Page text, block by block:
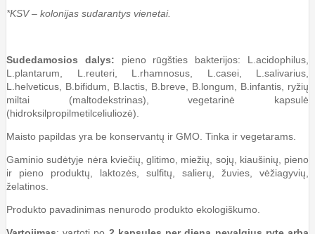
*KSV – kolonijas sudarantys vienetai.
Sudedamosios dalys: pieno rūgšties bakterijos: L.acidophilus,
L.plantarum, L.reuteri, L.rhamnosus, L.casei, L.salivarius,
L.helveticus, B.bifidum, B.lactis, B.breve, B.longum, B.infantis, ryžių
miltai (maltodekstrinas), vegetarinė kapsulė
(hidroksilpropilmetilceliuliozė).
Maisto papildas yra be konservantų ir GMO. Tinka ir vegetarams.
Gaminio sudėtyje nėra kviečių, glitimo, miežių, sojų, kiaušinių, pieno
ir pieno produktų, laktozės, sulfitų, salierų, žuvies, vėžiagyvių,
želatinos.
Produkto pavadinimas nenurodo produkto ekologiškumo.